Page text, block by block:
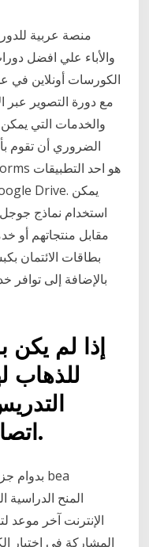
منصة عربية
والأباء علي افضل
الكورسات أونلاين في
والخدمات التي
الضروري أن تقوم
استخدام نماذج جوجل
مقابل منتجاتهم أو
بطاقات الائتمان
إذا لم يكن
للذهاب
اتصال فيديو يعمل باتجاهين بدلا من اللقاء الشخصي.